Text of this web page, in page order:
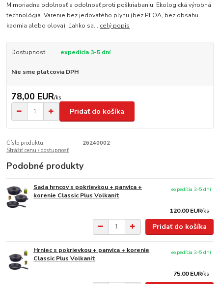
Mimoriadna odolnosť a odolnosť proti poškriabaniu. Ekologická výrobná
technológia. Varenie bez jedovatého plynu (bez PFOA, bez obsahu
kadmia alebo olova). Ľahko sa... celý popis
Dostupnosť expedícia 3-5 dní
Nie sme platcovia DPH
78,00 EUR/ks
Pridať do košíka
Číslo produktu:
26240002
Strážiť cenu / dostupnosť
Podobné produkty
Sada hrncov s pokrievkou + panvica +
korenie Classic Plus Volkanit
120,00 EUR/ks
expedícia 3-5 dní
Pridať do košíka
Hrniec s pokrievkou + panvica + korenie
Classic Plus Volkanit
75,00 EUR/ks
expedícia 3-5 dní